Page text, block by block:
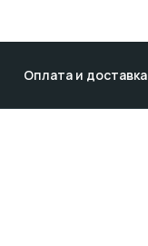
Оплата и доставка